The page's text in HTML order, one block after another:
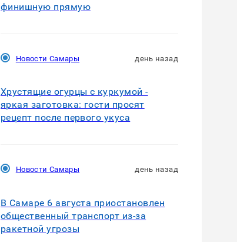
готовую еду из
жестокое убийство
финишную прямую
Новости Самары день назад
Хрустящие огурцы с куркумой -
яркая заготовка: гости просят
рецепт после первого укуса
Новости Самары день назад
В Самаре 6 августа приостановлен
общественный транспорт из-за
ракетной угрозы